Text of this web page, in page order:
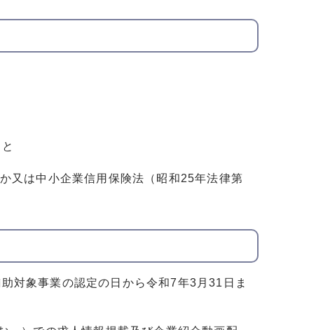
又は中小企業信用保険法（昭和25年法律第
対象事業の認定の日から令和7年3月31日ま